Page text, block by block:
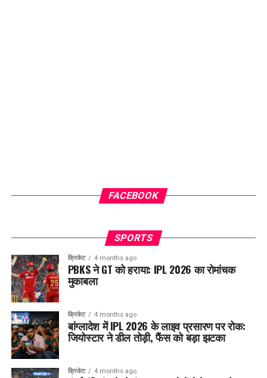
FACEBOOK
SPORTS
क्रिकेट 4 months ago
PBKS ने GT को हराया: IPL 2026 का रोमांचक
मुकाबला
क्रिकेट 4 months ago
बांग्लादेश में IPL 2026 के लाइव प्रसारण पर रोक:
जियोस्टार ने डील तोड़ी, फैंस को बड़ा झटका
क्रिकेट 4 months ago